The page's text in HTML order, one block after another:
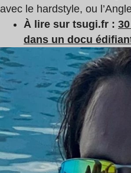
avec le hardstyle, ou
À lire sur tsugi.fr :
dans un docu